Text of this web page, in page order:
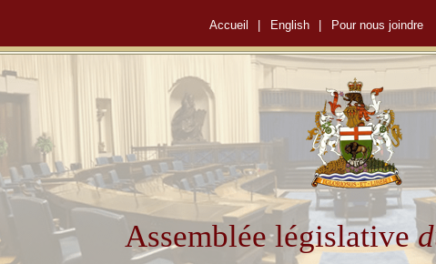
Accueil English Pour nous joindre
Assemblée législative